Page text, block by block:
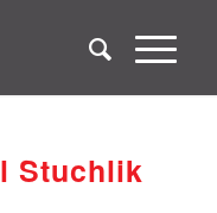
Stuchlik